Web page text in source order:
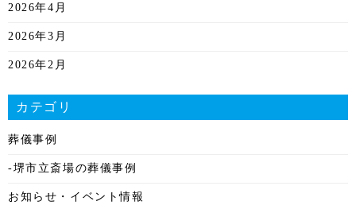
2026年4月
2026年3月
2026年2月
2026年1月
2025年12月
カテゴリ
葬儀事例
-堺市立斎場の葬儀事例
お知らせ・イベント情報